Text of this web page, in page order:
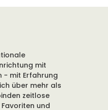
mit
- mit Erfahrung
über mehr als
zeitlose
und